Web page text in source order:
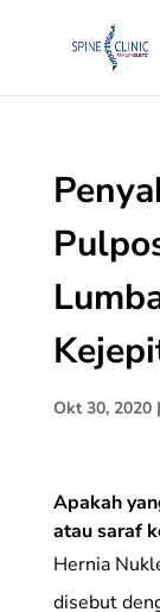
Okt 30, 2020|
Apakah
atau saraf
Hernia
disebut